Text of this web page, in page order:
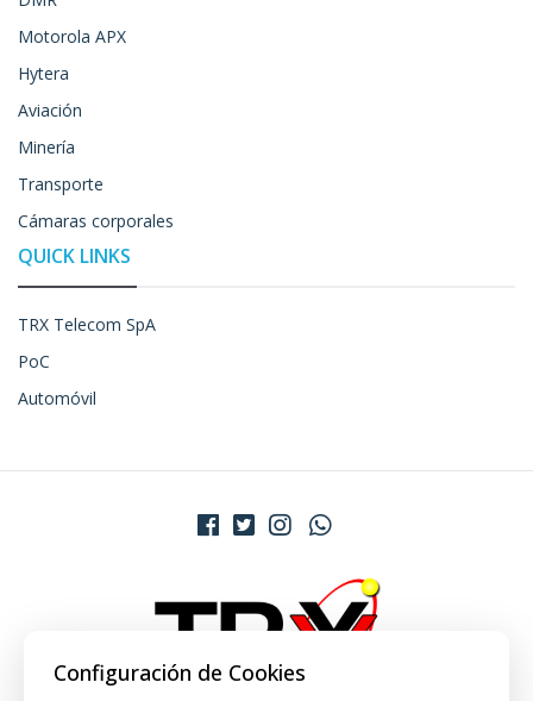
Motorola APX
Hytera
Aviación
Minería
Transporte
Cámaras corporales
QUICK LINKS
TRX Telecom SpA
PoC
Automóvil
Configuración de Cookies